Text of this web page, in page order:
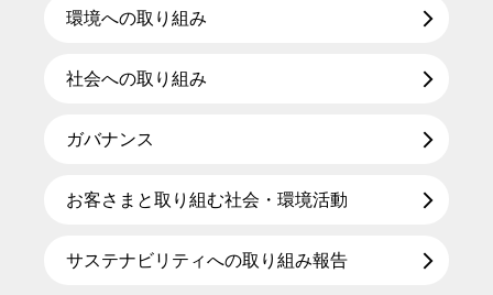
環境への取り組み
社会への取り組み
ガバナンス
お客さまと取り組む社会・環境活動
サステナビリティへの取り組み報告